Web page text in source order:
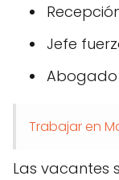
Jefe
Trabajar en
Las vacantes